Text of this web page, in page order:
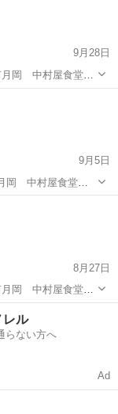
9月28日
岡 中村屋食堂跡
？ 成育状況
9月5日
中村屋食堂跡
？ 成育状況
8月27日
岡 中村屋食堂跡
？ 台風の影
レル
らない方へ
Ad